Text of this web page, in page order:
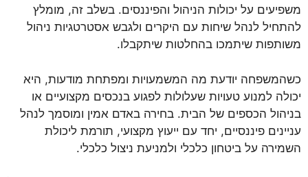
משפיעים על יכולות הניהול והפיננסים. בשלב זה, מומלץ
להתחיל לנהל שיחות עם היקרים ולגבש אסטרטגיות ניהול
משותפות שיתמכו בהחלטות שיתקבלו.
כשהמשפחה יודעת מה המשמעויות ומפתחת מודעות, היא
יכולה למנוע טעויות שעלולות לפגוע בנכסים מקצועיים או
בניהול הכספים של הבית. בחירה באדם אמין ומוסמך לנהל
עניינים פיננסיים, יחד עם ייעוץ מקצועי, תורמת ליכולת
השמירה על ביטחון כלכלי ולמניעת ניצול כלכלי.